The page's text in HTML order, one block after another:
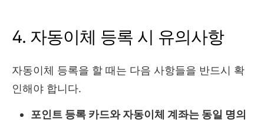
4. 자동이체 등록 시 유의사항
자동이체 등록을 할 때는 다음 사항들을 반드시 확
인해야 합니다.
포인트 등록 카드와 자동이체 계좌는 동일 명의